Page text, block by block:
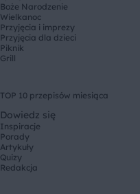
Boże Narodzenie
Wielkanoc
Przyjęcia i imprezy
Przyjęcia dla dzieci
Piknik
Grill
TOP 10 przepisów miesiąca
Dowiedz się
Inspiracje
Porady
Artykuły
Quizy
Redakcja